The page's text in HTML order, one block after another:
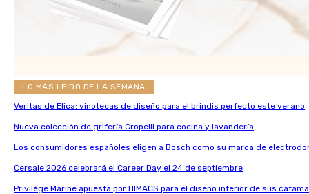
LO MÁS LEÍDO DE LA SEMANA
Veritas de Elica: vinotecas de diseño para el brindis perfecto este verano
Nueva colección de grifería Cropelli para cocina y lavandería
Los consumidores españoles eligen a Bosch como su marca de
Cersaie 2026 celebrará el Career Day el 24 de septiembre
Privilège Marine apuesta por HIMACS para el diseño interior de sus